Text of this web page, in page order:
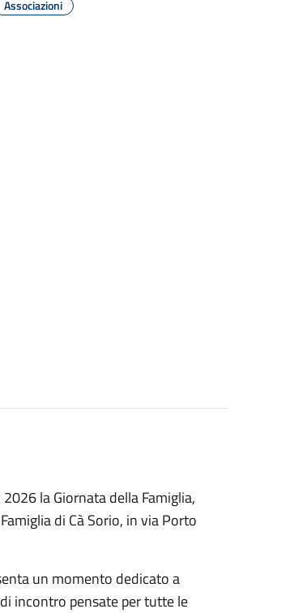
Associazioni
la Giornata della Famiglia,
di Cà Sorio, in via Porto
un momento dedicato a
incontro pensate per tutte le